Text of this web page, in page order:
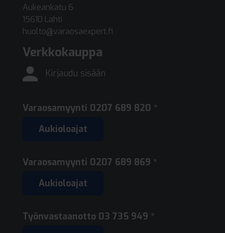
Aukeankatu 6
15610 Lahti
huolto@varaosaexpert.fi
Verkkokauppa
Kirjaudu sisään
Varaosamyynti 0207 689 820 *
Aukioloajat
Varaosamyynti 0207 689 869 *
Aukioloajat
Työnvastaanotto 03 735 949 *